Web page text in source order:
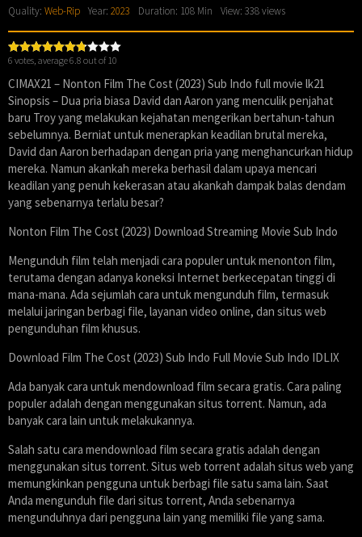
Quality: Web-Rip Year: 2023 Duration: 108 Min View: 338 views
6 votes, average6.8 out of 10
CIMAX21 – Nonton Film The Cost (2023) Sub Indo full movie lk21
Sinopsis – Dua pria biasa David dan Aaron yang menculik penjahat
baru Troy yang melakukan kejahatan mengerikan bertahun-tahun
sebelumnya. Berniat untuk menerapkan keadilan brutal mereka,
David dan Aaron berhadapan dengan pria yang menghancurkan hidup
mereka. Namun akankah mereka berhasil dalam upaya mencari
keadilan yang penuh kekerasan atau akankah dampak balas dendam
yang sebenarnya terlalu besar?
Nonton Film The Cost (2023) Download Streaming Movie Sub Indo
Mengunduh film telah menjadi cara populer untuk menonton film,
terutama dengan adanya koneksi Internet berkecepatan tinggi di
mana-mana. Ada sejumlah cara untuk mengunduh film, termasuk
melalui jaringan berbagi file, layanan video online, dan situs web
pengunduhan film khusus.
Download Film The Cost (2023) Sub Indo Full Movie Sub Indo IDLIX
Ada banyak cara untuk mendownload film secara gratis. Cara paling
populer adalah dengan menggunakan situs torrent. Namun, ada
banyak cara lain untuk melakukannya.
Salah satu cara mendownload film secara gratis adalah dengan
menggunakan situs torrent. Situs web torrent adalah situs web yang
memungkinkan pengguna untuk berbagi file satu sama lain. Saat
Anda mengunduh file dari situs torrent, Anda sebenarnya
mengunduhnya dari pengguna lain yang memiliki file yang sama.